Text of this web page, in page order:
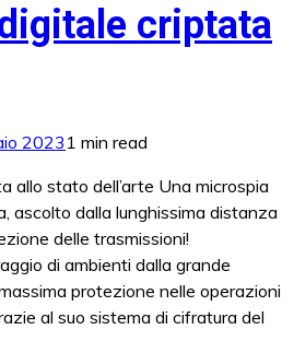
criptata
2023 1 min read
allo stato dell’arte Una microspia
ascolto dalla lunghissima distanza
delle trasmissioni!
di ambienti dalla grande
protezione nelle operazioni
al suo sistema di cifratura del